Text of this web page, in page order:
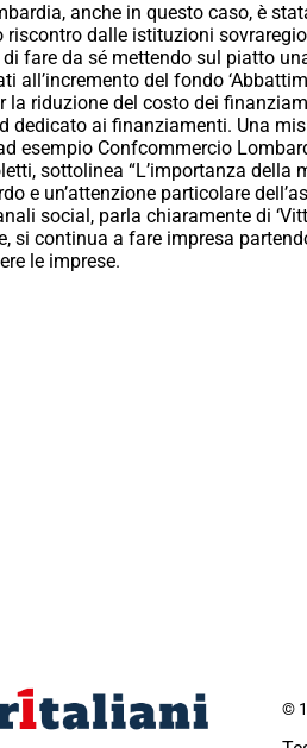
anche in questo caso, è
riscontro dalle istituzioni
fare da sé mettendo sul piatto
all’incremento del fondo
la riduzione del costo dei
dedicato ai finanziamenti. Una
esempio Confcommercio
sottolinea “L’importanza della
e un’attenzione particolare
social, parla chiaramente di
si continua a fare impresa
le imprese.
©